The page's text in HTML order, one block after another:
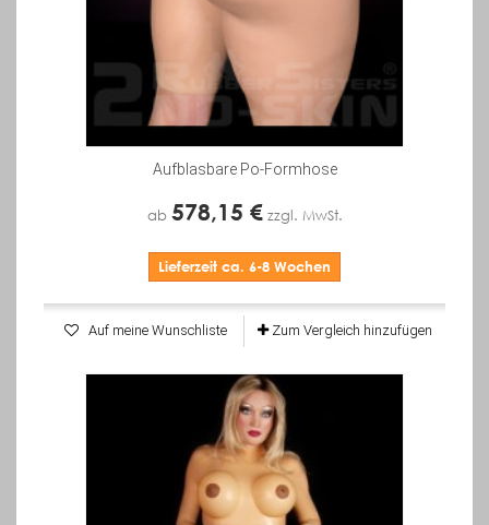
Aufblasbare Po-Formhose
ab 578,15 € zzgl. MwSt.
Lieferzeit ca. 6-8 Wochen
Auf meine Wunschliste Zum Vergleich hinzufügen